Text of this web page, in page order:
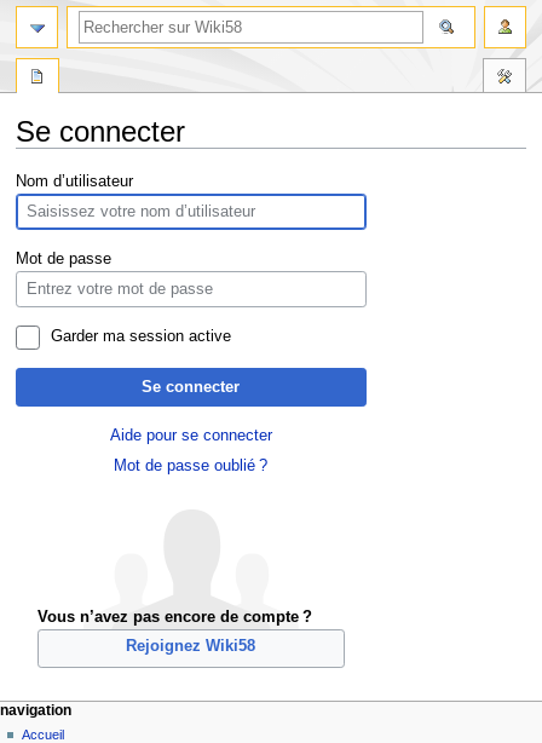
Se connecter
Aller
à
la
navigation
Aller
à
la
recherche
Nom d’utilisateur
Mot de passe
Garder ma session active
Se connecter
Aide pour se connecter
Mot de passe oublié ?
Vous n’avez pas encore de compte ?
Rejoignez Wiki58
navigation
Accueil